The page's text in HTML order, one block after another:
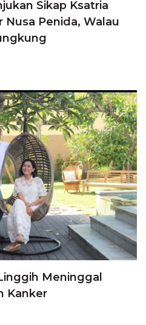
Sikap Ksatria
Penida, Walau
Meninggal
Kanker